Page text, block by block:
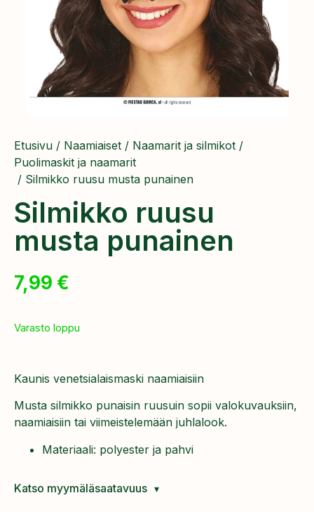
Etusivu / Naamiaiset / Naamarit ja silmikot /
Puolimaskit ja naamarit
/ Silmikko ruusu musta punainen
Silmikko ruusu
musta punainen
7,99 €
Varasto loppu
Kaunis venetsialaismaski naamiaisiin
Musta silmikko punaisin ruusuin sopii valokuvauksiin,
naamiaisiin tai viimeistelemään juhlalook.
Materiaali: polyester ja pahvi
Katso myymäläsaatavuus